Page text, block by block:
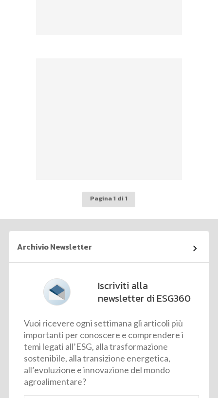
Pagina 1 di 1
Archivio Newsletter
Iscriviti alla
newsletter di ESG360
Vuoi ricevere ogni settimana gli articoli più
importanti per conoscere e comprendere i
temi legati all’ESG, alla trasformazione
sostenibile, alla transizione energetica,
all’evoluzione e innovazione del mondo
agroalimentare?